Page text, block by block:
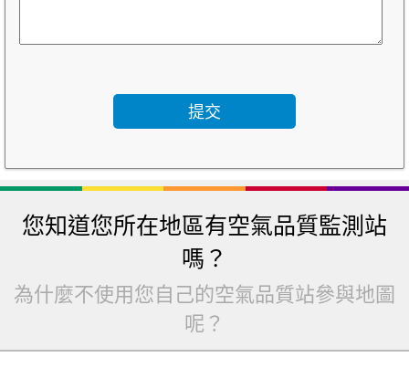
您知道您所在地區有空氣品質監測站
嗎？
為什麼不使用您自己的空氣品質站參與地圖
呢？